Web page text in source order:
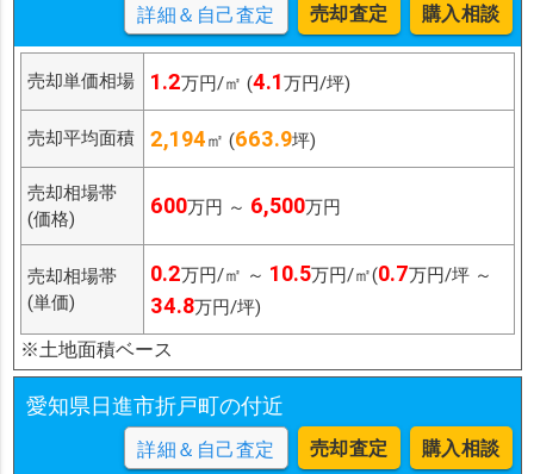
詳細＆自己査定 売却査定 購入相談
売却単価相場 1.2万円/㎡ (4.1万円/坪)
売却平均面積 2,194㎡ (663.9坪)
売却相場帯
(価格)
600万円 ～ 6,500万円
売却相場帯
(単価)
0.2万円/㎡ ～ 10.5万円/㎡(0.7万円/坪 ～
34.8万円/坪)
※土地面積ベース
愛知県日進市折戸町の付近
詳細＆自己査定 売却査定 購入相談